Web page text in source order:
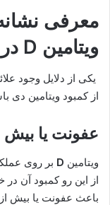
معرفی
ویتامین D در بارداری
یکی از دلایل وجود
از کمبود ویتامین دی
عفونت یا
ویتامین D بر روی
از این رو کمبود آن
باعث عفونت یا بیش